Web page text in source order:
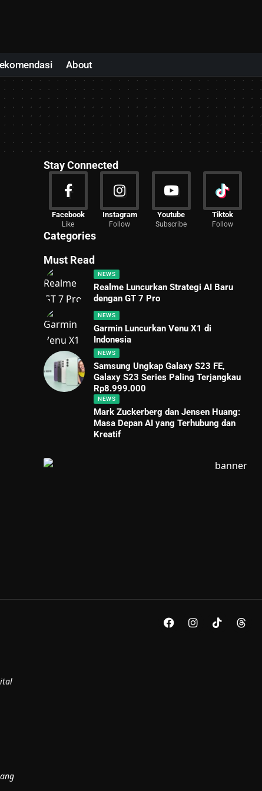
About
Stay Connected
Facebook
Like
Instagram
Follow
Youtube
Subscribe
Tiktok
Follow
Categories
News
2029 Articles
Must Read
NEWS
Realme Luncurkan Strategi AI Baru
dengan GT 7 Pro
NEWS
Garmin Luncurkan Venu X1 di
Indonesia
NEWS
Samsung Ungkap Galaxy S23 FE,
Galaxy S23 Series Paling Terjangkau
Rp8.999.000
NEWS
Mark Zuckerberg dan Jensen Huang:
Masa Depan AI yang Terhubung dan
Kreatif